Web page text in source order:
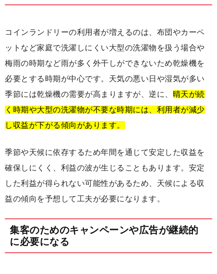
コインランドリーの利用者が増えるのは、布団やカーペ
ットなど家庭で洗濯しにくい大型の洗濯物を扱う場合や
梅雨の時期など雨が多く外干しができないため乾燥機を
必要とする時期が中心です。天気の悪い日や湿気が多い
季節には乾燥機の需要が高まりますが、逆に、 晴天が続
く時期や大型の洗濯物が不要な時期には、利用者が減少
し収益が下がる傾向があります。
季節や天候に依存するため年間を通じて安定した収益を
確保しにくく、利益の波が生じることもあります。安定
した利益が得られない可能性があるため、天候による収
益の傾向を予想して工夫が必要になります。
集客のためのキャンペーンや広告が継続的
に必要になる